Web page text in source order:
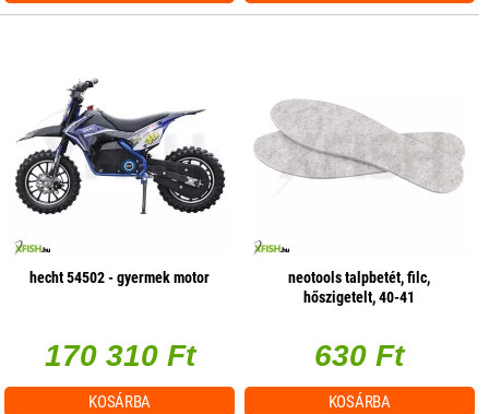
hecht 54502 - gyermek motor
170 310 Ft
KOSÁRBA
neotools talpbetét, filc,
hőszigetelt, 40-41
630 Ft
KOSÁRBA